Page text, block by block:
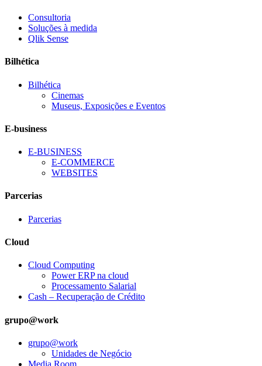
Consultoria
Soluções à medida
Qlik Sense
Bilhética
Bilhética
Cinemas
Museus, Exposições e Eventos
E-business
E-BUSINESS
E-COMMERCE
WEBSITES
Parcerias
Parcerias
Cloud
Cloud Computing
Power ERP na cloud
Processamento Salarial
Cash – Recuperação de Crédito
grupo@work
grupo@work
Unidades de Negócio
Media Room